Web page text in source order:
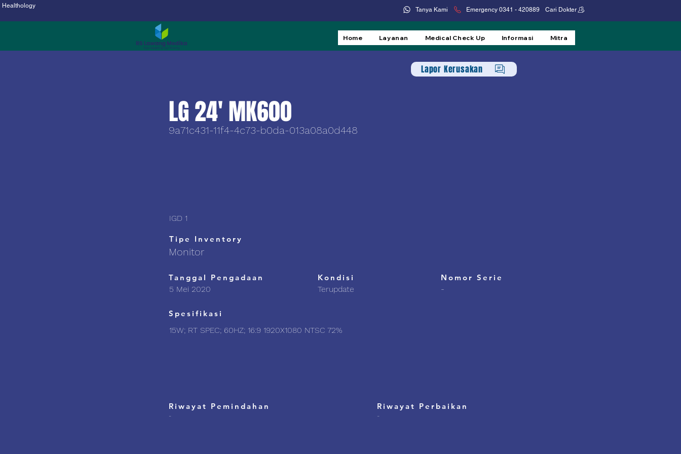
Healthology
Tanya Kami Emergency 0341 - 420889 Cari Dokter
Home Layanan Medical Check Up Informasi Mitra
Lapor Kerusakan
LG 24' MK600
9a71c431-11f4-4c73-b0da-013a08a0d448
Tipe Inventory
IGD 1
Monitor
Tanggal Pengadaan
Kondisi
5 Mei 2020
Terupdate
Nomor Serie
-
Spesifikasi
15W; RT SPEC; 60HZ; 16:9 1920X1080 NTSC 72%
Riwayat Pemindahan
-
Riwayat Perbaikan
-